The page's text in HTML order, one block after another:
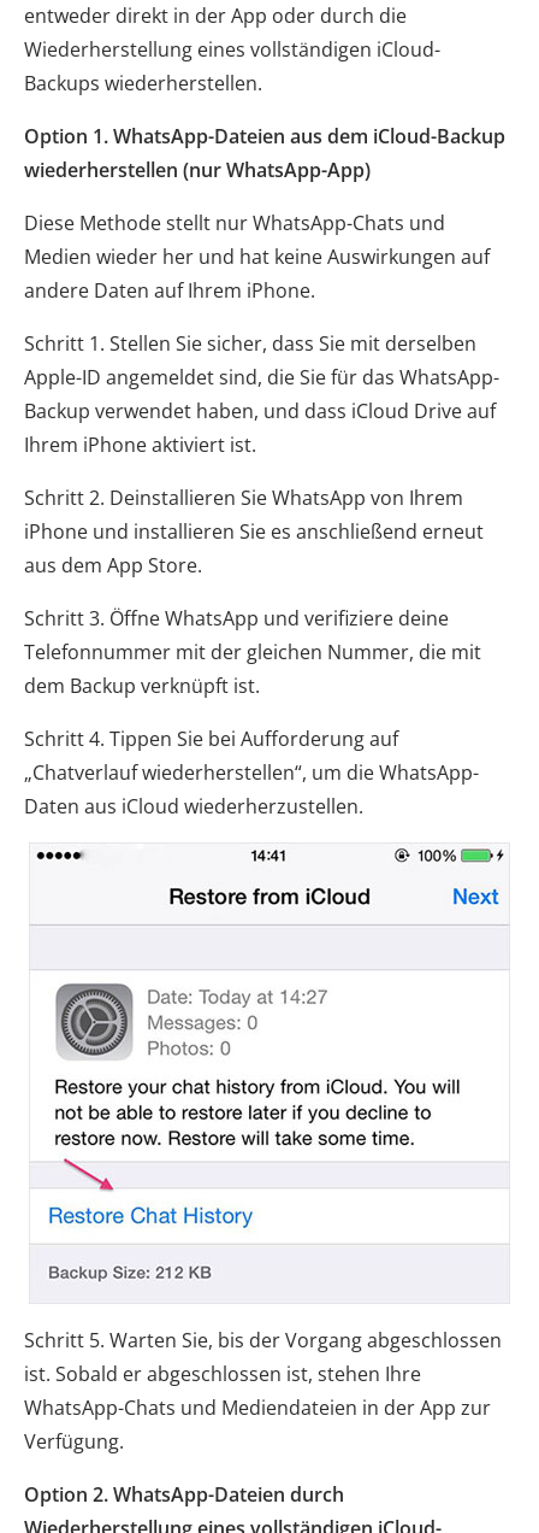
entweder direkt in der App oder durch die
Wiederherstellung eines vollständigen iCloud-
Backups wiederherstellen.
Option 1. WhatsApp-Dateien aus dem iCloud-Backup
wiederherstellen (nur WhatsApp-App)
Diese Methode stellt nur WhatsApp-Chats und
Medien wieder her und hat keine Auswirkungen auf
andere Daten auf Ihrem iPhone.
Schritt 1. Stellen Sie sicher, dass Sie mit derselben
Apple-ID angemeldet sind, die Sie für das WhatsApp-
Backup verwendet haben, und dass iCloud Drive auf
Ihrem iPhone aktiviert ist.
Schritt 2. Deinstallieren Sie WhatsApp von Ihrem
iPhone und installieren Sie es anschließend erneut
aus dem App Store.
Schritt 3. Öffne WhatsApp und verifiziere deine
Telefonnummer mit der gleichen Nummer, die mit
dem Backup verknüpft ist.
Schritt 4. Tippen Sie bei Aufforderung auf
„Chatverlauf wiederherstellen“, um die WhatsApp-
Daten aus iCloud wiederherzustellen.
Schritt 5. Warten Sie, bis der Vorgang abgeschlossen
ist. Sobald er abgeschlossen ist, stehen Ihre
WhatsApp-Chats und Mediendateien in der App zur
Verfügung.
Option 2. WhatsApp-Dateien durch